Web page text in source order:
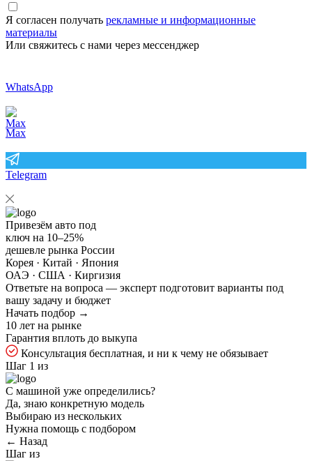
Я согласен получать рекламные и информационные
материалы
Или свяжитесь с нами через мессенджер
WhatsApp
Max
Telegram
Привезём авто под
ключ на 10–25%
дешевле рынка России
Корея · Китай · Япония
ОАЭ · США · Киргизия
Ответьте на вопроса — эксперт подготовит варианты под
вашу задачу и бюджет
Начать подбор →
10 лет на рынке
Гарантия вплоть до выкупа
Консультация бесплатная, и ни к чему не обязывает
Шаг 1 из
С машиной уже определились?
Да, знаю конкретную модель
Выбираю из нескольких
Нужна помощь с подбором
← Назад
Шаг из